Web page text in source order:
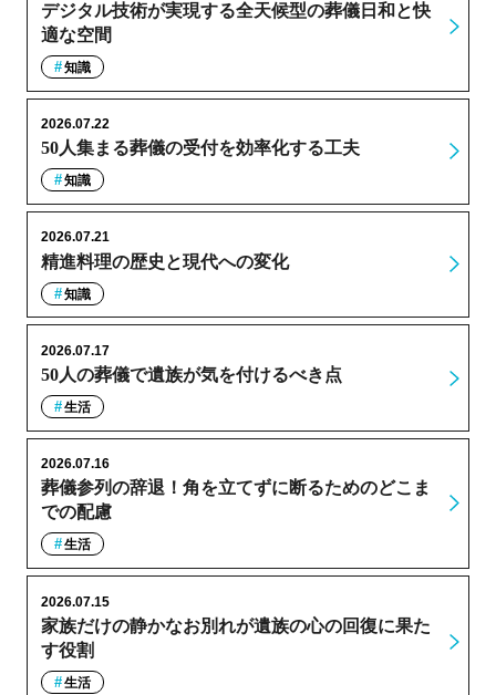
デジタル技術が実現する全天候型の葬儀日和と快
適な空間
知識
50人集まる葬儀の受付を効率化する工夫
2026.07.22
知識
精進料理の歴史と現代への変化
2026.07.21
知識
50人の葬儀で遺族が気を付けるべき点
2026.07.17
生活
葬儀参列の辞退！角を立てずに断るためのどこま
での配慮
2026.07.16
生活
家族だけの静かなお別れが遺族の心の回復に果た
す役割
2026.07.15
生活